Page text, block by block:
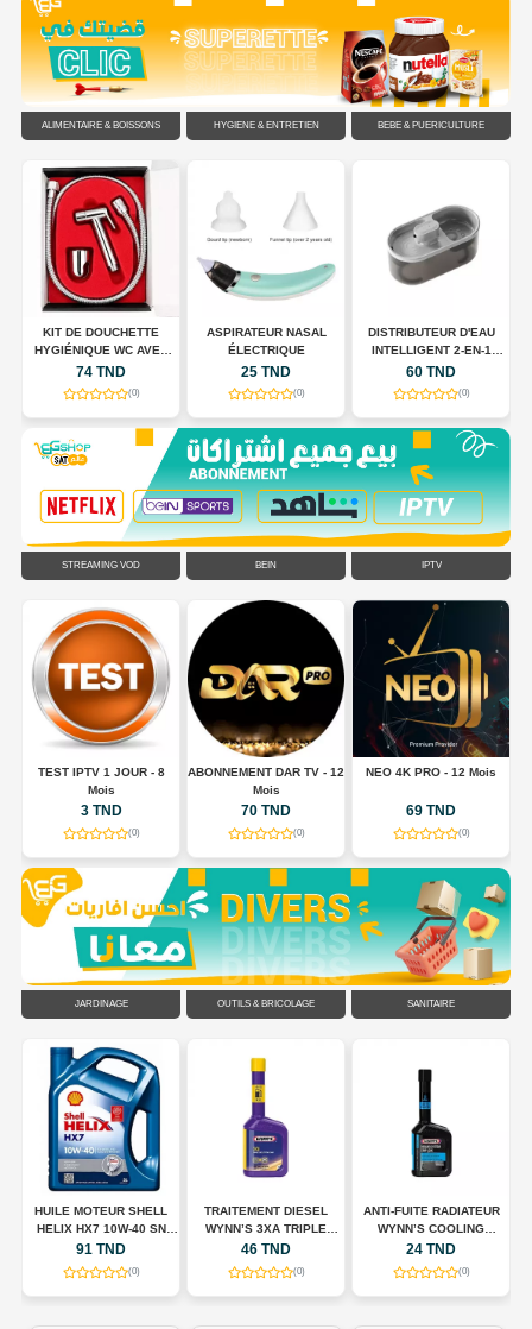
ALIMENTAIRE & BOISSONS HYGIÈNE & ENTRETIEN BÉBÉ & PUÉRICULTURE
KIT DE DOUCHETTE
HYGIÉNIQUE WC AVEC
FLEXIBLE EN ACIER
INOXYDABLE
74 TND
(0)
ASPIRATEUR NASAL
ÉLECTRIQUE
25 TND
(0)
DISTRIBUTEUR D'EAU
INTELLIGENT 2-EN-1
POUR CHIENS ET CHATS
60 TND
(0)
STREAMING VOD BEIN IPTV
TEST IPTV 1 JOUR - 8
Mois
3 TND
(0)
ABONNEMENT DAR TV - 12
Mois
70 TND
(0)
NEO 4K PRO - 12 Mois
69 TND
(0)
JARDINAGE OUTILS & BRICOLAGE SANITAIRE
HUILE MOTEUR SHELL
HELIX HX7 10W-40 SN
PLUS – 5 L
91 TND
(0)
TRAITEMENT DIESEL
WYNN’S 3XA TRIPLE
ACTION – 325 ML
46 TND
(0)
ANTI-FUITE RADIATEUR
WYNN’S COOLING
SYSTEM STOP LEAK –
325 ML
24 TND
(0)